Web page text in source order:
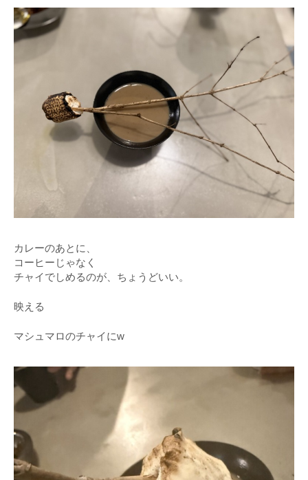
カレーのあとに、
コーヒーじゃなく
チャイでしめるのが、ちょうどいい。
映える
マシュマロのチャイにw